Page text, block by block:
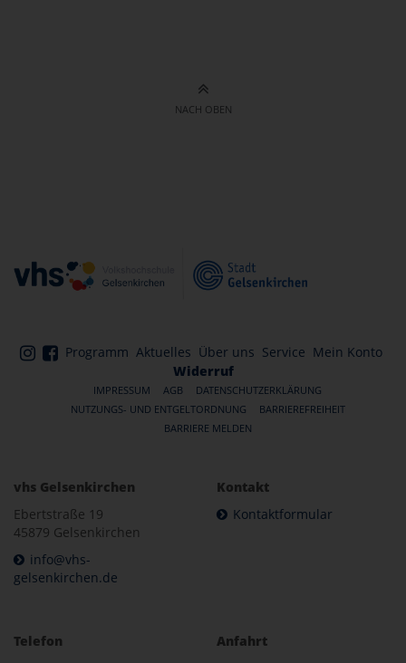
NACH OBEN
Programm Aktuelles Über uns Service Mein Konto
Widerruf
IMPRESSUM AGB
DATENSCHUTZERKLÄRUNG
NUTZUNGS- UND ENTGELTORDNUNG
BARRIEREFREIHEIT
BARRIERE MELDEN
vhs Gelsenkirchen
Ebertstraße 19
45879 Gelsenkirchen
info@vhs-
gelsenkirchen.de
Kontakt
Kontaktformular
Telefon
Anfahrt